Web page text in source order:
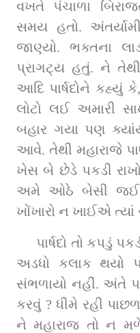
વખતે પંચાળા
સમય હતો.
જાણ્યો. ભક્તના
પ્રાગટ્ય હતું. ને
આદિ પાર્ષદોને
લોટો લઈ અમારી
બહાર ગયા પણ
આવે. તેથી મહારાજે
ખેસ બે છેડે પકડી
અમે ઓઠે બેસી
ખોંખારો ન ખાઈએ
પાર્ષદો તો કપડું
અડધો કલાક થયો
સંભળાયો નહીં. અંતે
કરવું ? ધીમે રહી
ને મહારાજ તો ન